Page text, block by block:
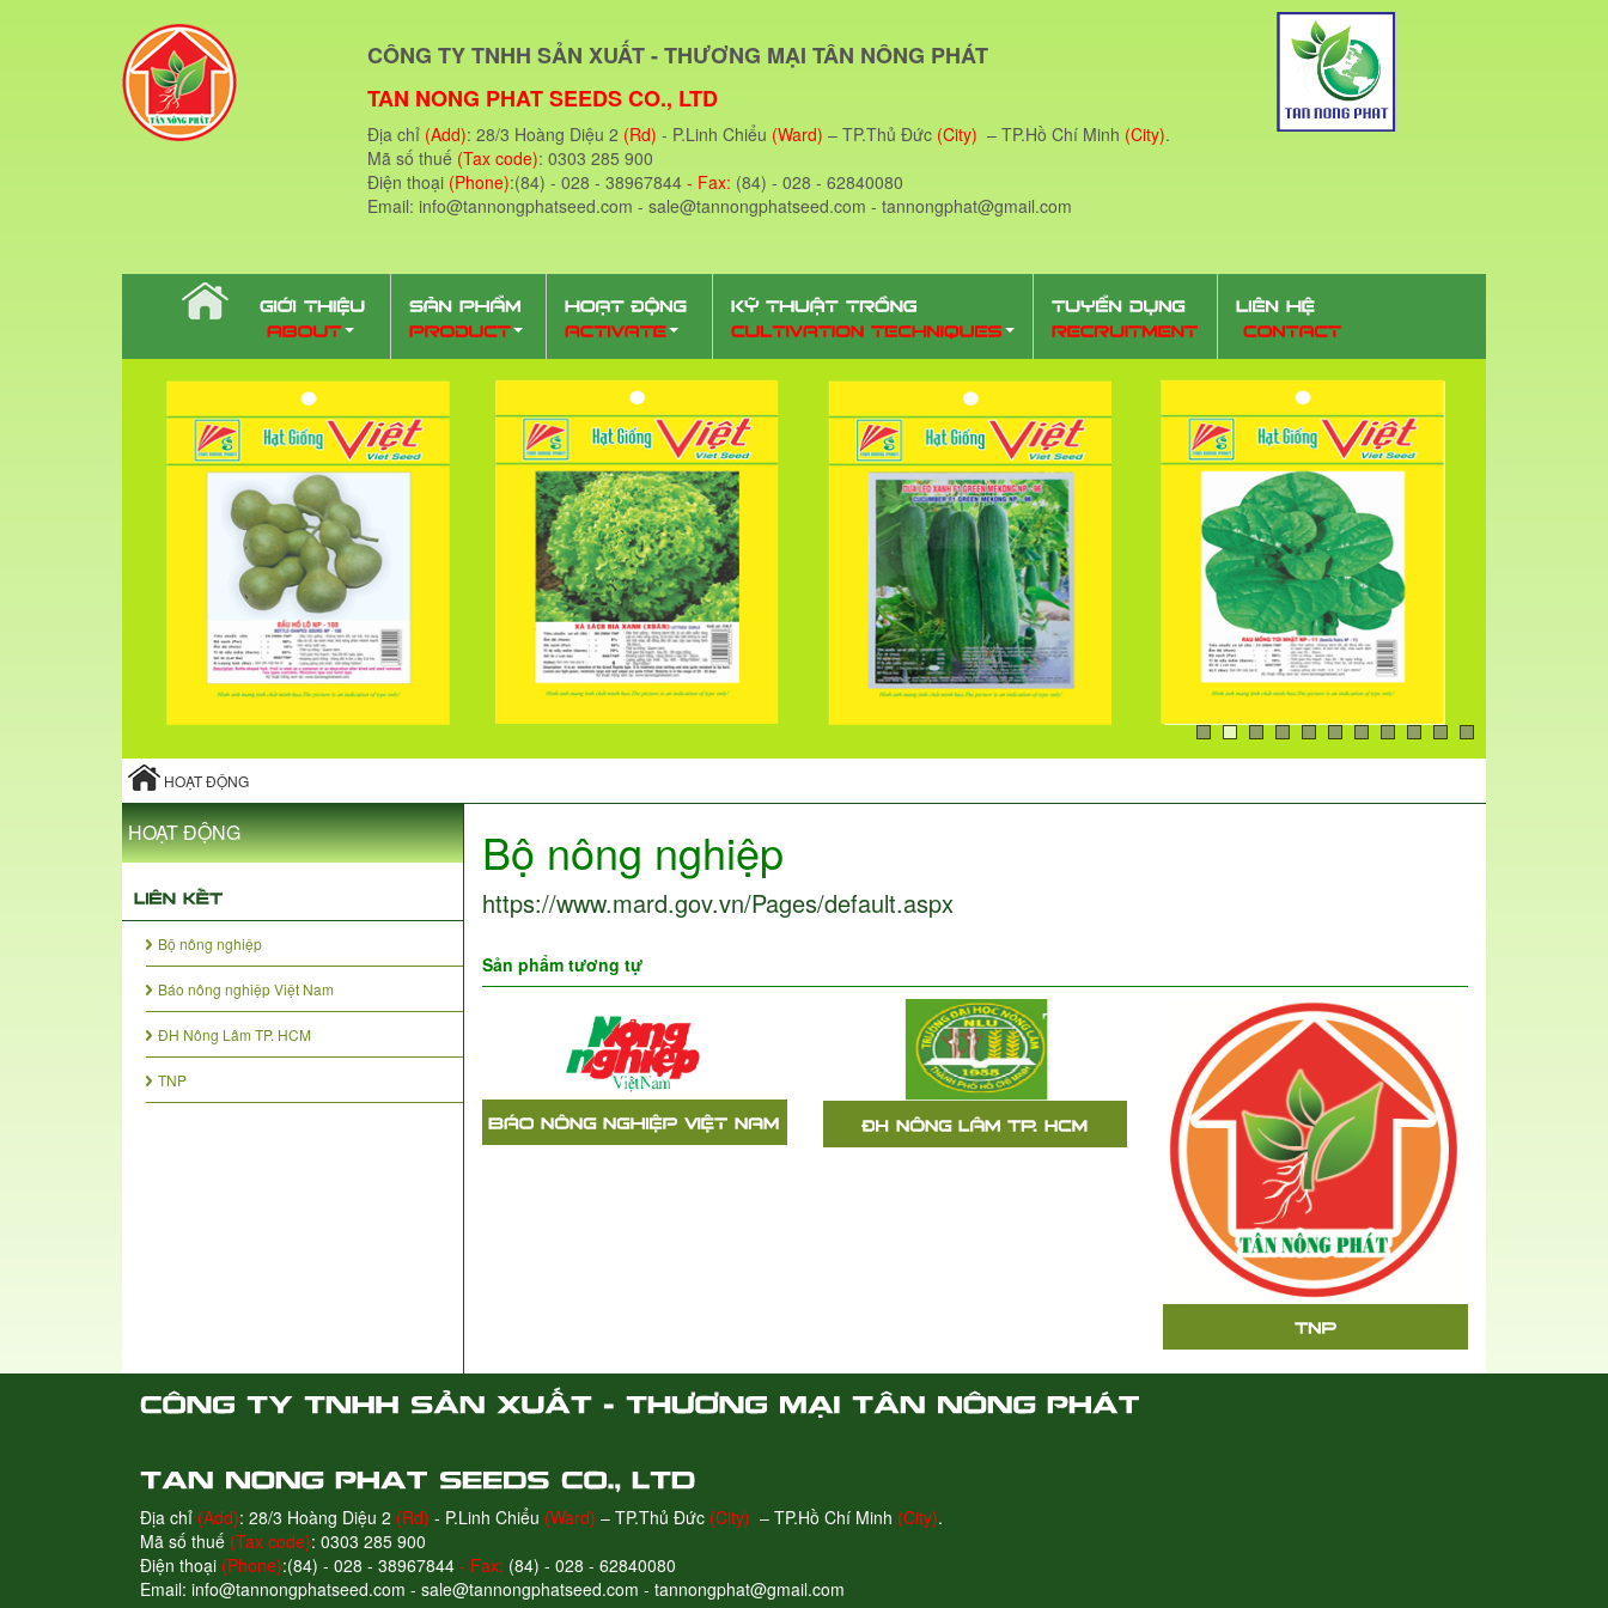
CÔNG TY TNHH SẢN XUẤT - THƯƠNG MẠI TÂN NÔNG PHÁT
TAN NONG PHAT SEEDS CO., LTD
Địa chỉ (Add): 28/3 Hoàng Diệu 2 (Rd) - P.Linh Chiểu (Ward) – TP.Thủ Đức (City) – TP.Hồ Chí Minh (City).
Mã số thuế (Tax code): 0303 285 900
Điện thoại (Phone):(84) - 028 - 38967844 - Fax: (84) - 028 - 62840080
Email: info@tannongphatseed.com - sale@tannongphatseed.com - tannongphat@gmail.com
HOẠT ĐỘNG
HOẠT ĐỘNG
Bộ nông nghiệp
Báo nông nghiệp Việt Nam
ĐH Nông Lâm TP. HCM
TNP
Bộ nông nghiệp
https://www.mard.gov.vn/Pages/default.aspx
Sản phẩm tương tự
Địa chỉ (Add): 28/3 Hoàng Diệu 2 (Rd) - P.Linh Chiểu (Ward) – TP.Thủ Đức (City) – TP.Hồ Chí Minh (City).
Mã số thuế (Tax code): 0303 285 900
Điện thoại (Phone):(84) - 028 - 38967844 - Fax: (84) - 028 - 62840080
Email: info@tannongphatseed.com - sale@tannongphatseed.com - tannongphat@gmail.com